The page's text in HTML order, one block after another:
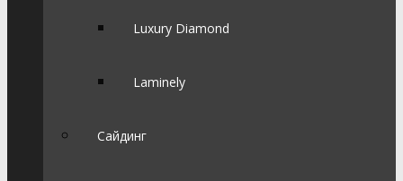
Luxury Diamond
Laminely
Сайдинг